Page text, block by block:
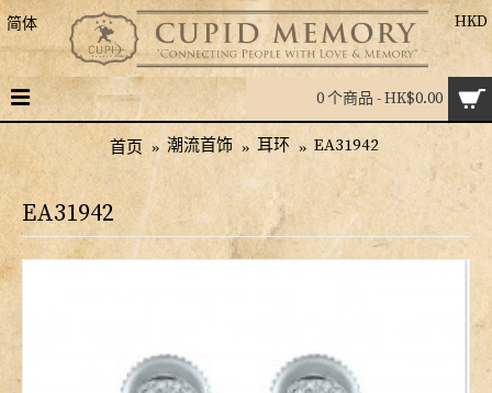
简体 HKD
0 个商品 - HK$0.00
首页 潮流首饰 耳环 EA31942
EA31942